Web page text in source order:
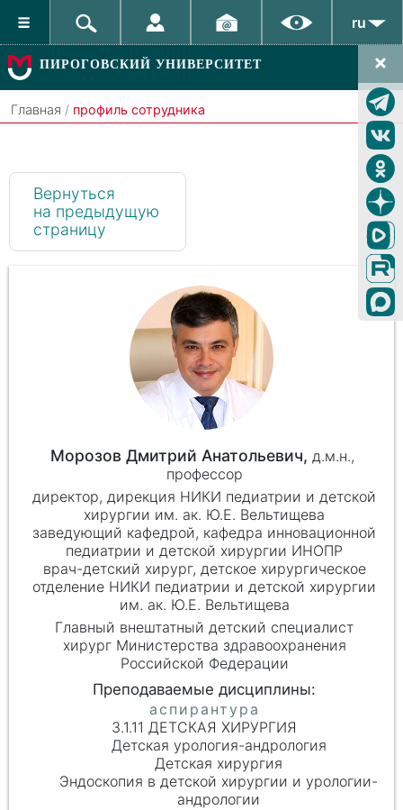
ru
ПИРОГОВСКИЙ УНИВЕРСИТЕТ
Главная / профиль сотрудника
Вернуться
на предыдущую
страницу
Морозов Дмитрий Анатольевич, д.м.н.,
профессор
директор, дирекция НИКИ педиатрии и детской
хирургии им. ак. Ю.Е. Вельтищева
заведующий кафедрой, кафедра инновационной
педиатрии и детской хирургии ИНОПР
врач-детский хирург, детское хирургическое
отделение НИКИ педиатрии и детской хирургии
им. ак. Ю.Е. Вельтищева
Главный внештатный детский специалист
хирург Министерства здравоохранения
Российской Федерации
3.1.11 ДЕТСКАЯ ХИРУРГИЯ
Детская урология-андрология
Детская хирургия
Эндоскопия в детской хирургии и урологии-
андрологии